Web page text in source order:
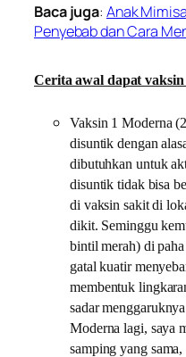
Baca juga: Anak
Penyebab dan Cara
Cerita awal dapat vaksin
Vaksin 1 Moderna
disuntik dengan
dibutuhkan untuk
disuntik tidak bisa
di vaksin sakit di
dikit. Seminggu
bintil merah) di
gatal kuatir
membentuk
sadar
Moderna lagi, saya
samping yang